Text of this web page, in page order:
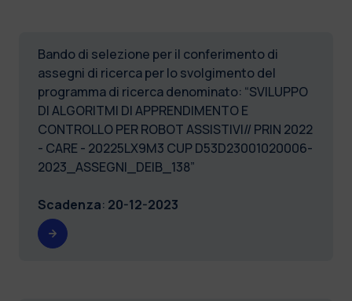
Bando di selezione per il conferimento di
assegni di ricerca per lo svolgimento del
programma di ricerca denominato: “SVILUPPO
DI ALGORITMI DI APPRENDIMENTO E
CONTROLLO PER ROBOT ASSISTIVI// PRIN 2022
- CARE - 20225LX9M3 CUP D53D23001020006-
2023_ASSEGNI_DEIB_138”
Scadenza: 20-12-2023